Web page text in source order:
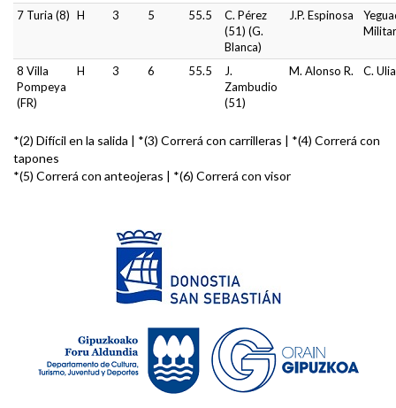
7 Turia (8) H 3 5 55.5
C. Pérez
(51) (G.
Blanca)
J.P. Espinosa
Militar
8 Villa
Pompeya
(FR)
H 3 6 55.5
J.
Zambudio
(51)
M. Alonso R. C. Ulia
*(2) Difícil en la salida | *(3) Correrá con carrilleras | *(4) Correrá con
tapones
*(5) Correrá con anteojeras | *(6) Correrá con visor